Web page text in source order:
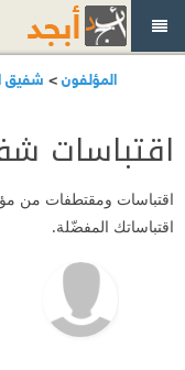
المؤلفون>شفيق
اقتباسات
اقتباسات ومقتطفات من
اقتباساتك المفضّلة.